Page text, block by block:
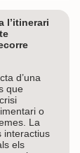
l’itinerari
d’una
que
o
La
interactius
els